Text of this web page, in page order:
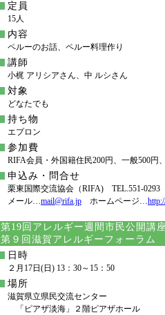
定員
15人
内容
ペルーのお話、ペルー料理作り
講師
小梶 アリシアさん、中 ルシさん
対象
どなたでも
持ち物
エプロン
参加費
RIFA会員・外国籍住民200円、一般500円
申込み・問合せ
栗東国際交流協会（RIFA) TEL.551-0293
メール…mail@rifa.jp ホームページ…
第19回アレルギー週間市民公開講
第９回滋賀アレルギーフォーラム
日時
２月17日(日) 13：30～15：50
場所
滋賀県立県民交流センター
「ピアザ淡海」２階ピアザホール